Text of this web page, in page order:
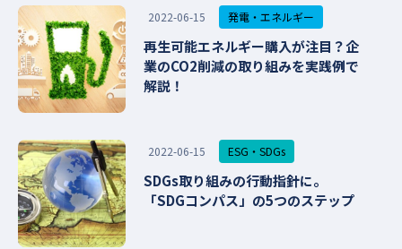
2022-06-15 発電・エネルギー
再生可能エネルギー購入が注目？企
業のCO2削減の取り組みを実践例で
解説！
2022-06-15 ESG・SDGs
SDGs取り組みの行動指針に。
「SDGコンパス」の5つのステップ